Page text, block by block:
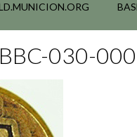
030-